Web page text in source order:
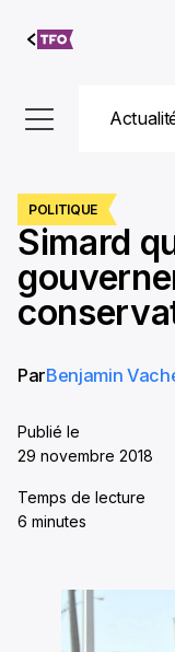
Aller au
contenu
POLITIQUE
Simard
ParBenjamin
Publié le
29 novembre 2018
Temps de lecture
6 minutes